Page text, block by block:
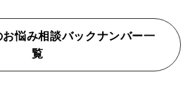
悩み相談バックナンバー一
覧